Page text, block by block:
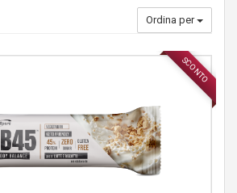
Ordina per
SCONTO
INTEGRATORI